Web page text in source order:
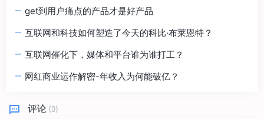
get到用户痛点的产品才是好产品
互联网和科技如何塑造了今天的科比·布莱恩特？
互联网催化下，媒体和平台谁为谁打工？
网红商业运作解密-年收入为何能破亿？
评论 (0)